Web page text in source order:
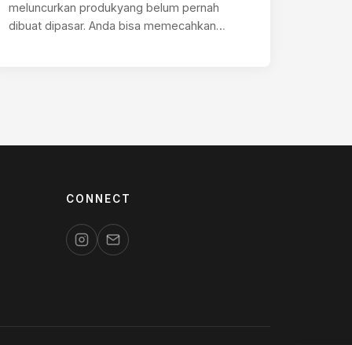
meluncurkan produkyang belum pernah
dibuat dipasar. Anda bisa memecahkan
CONNECT